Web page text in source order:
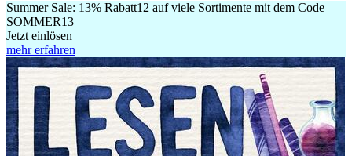
Summer Sale: 13% Rabatt12 auf viele Sortimente mit dem Code
SOMMER13
Jetzt einlösen
mehr erfahren